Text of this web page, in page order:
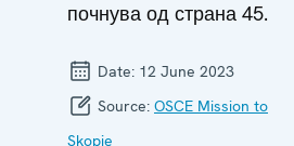
почнува од страна 45.
Date: 12 June 2023
Source: OSCE Mission to
Skopje